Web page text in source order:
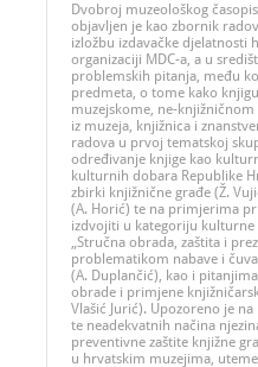
Dvobroj muzeološkog
objavljen je kao zbornik
izložbu izdavačke djelatnosti
organizaciji MDC-a, a u
problemskih pitanja, među
predmeta, o tome kako
muzejskome, ne-
iz muzeja, knjižnica i
radova u prvoj tematskoj
određivanje knjige kao
kulturnih dobara Republike
zbirki knjižnične građe (Ž.
(A. Horić) te na primjerima
izdvojiti u kategoriju kulturne
„Stručna obrada, zaštita i
problematikom nabave i
(A. Duplančić), kao i
obrade i primjene
Vlašić Jurić). Upozoreno je
te neadekvatnih načina
preventivne zaštite knjižne
u hrvatskim muzejima,